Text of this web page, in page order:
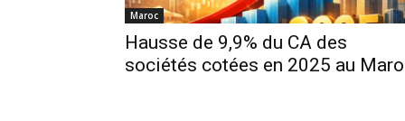
Maroc
Hausse de 9,9% du CA des
sociétés cotées en 2025 au